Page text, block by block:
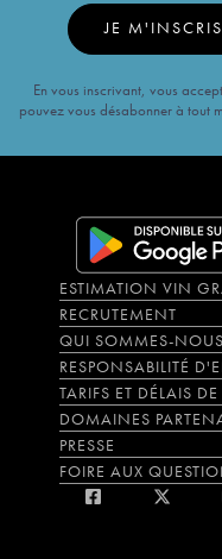
JE M'INSCRIS
En vous inscrivant, vous
pouvez vous désabonner à tout
ESTIMATION VIN
RECRUTEMENT
QUI SOMMES-
RESPONSABILITÉ
TARIFS ET DÉLAIS
DOMAINES
PRESSE
FOIRE AUX